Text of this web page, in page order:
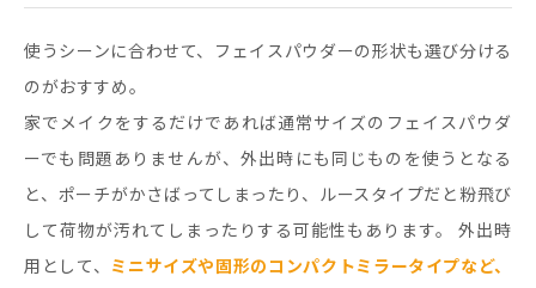
使うシーンに合わせて、フェイスパウダーの形状も選び分ける
のがおすすめ。
家でメイクをするだけであれば通常サイズのフェイスパウダ
ーでも問題ありませんが、外出時にも同じものを使うとなる
と、ポーチがかさばってしまったり、ルースタイプだと粉飛び
して荷物が汚れてしまったりする可能性もあります。 外出時
用として、 ミニサイズや固形のコンパクトミラータイプなど、